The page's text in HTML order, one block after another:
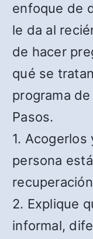
enfoque de
le da al
de hacer
qué se
programa
Pasos.
1.
persona
2. Explique
informal,